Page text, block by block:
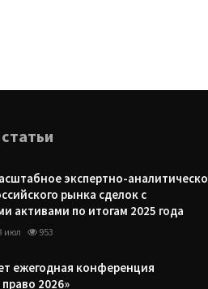
экспертно-
рынка сделок с
активами по итогам 2025 года
июл 953
ежегодная конференция
2026»